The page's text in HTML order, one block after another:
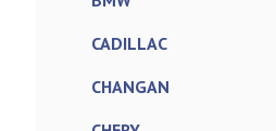
CADILLAC
CHANGAN